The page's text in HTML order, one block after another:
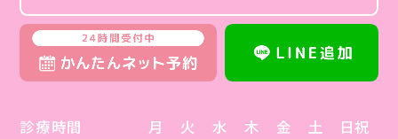
診療時間 月 火 水 木 金 土 日祝